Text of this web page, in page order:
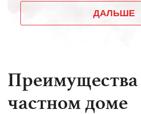
частном доме